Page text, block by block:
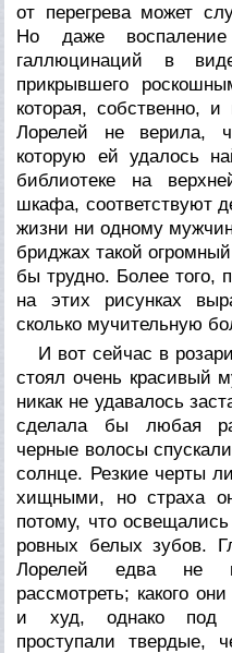
от перегрева может
Но даже
галлюцинаций в
прикрывшего
которая, собственно,
Лорелей не верила,
которую ей удалось
библиотеке на
шкафа, соответствуют
жизни ни одному
бриджах такой
бы трудно. Более
на этих рисунках
сколько мучительную
И вот сейчас в
стоял очень красивый
никак не удавалось
сделала бы любая
черные волосы
солнце. Резкие черты
хищными, но страха
потому, что
ровных белых зубов.
Лорелей едва не
рассмотреть; какого
и худ, однако под
проступали твердые,